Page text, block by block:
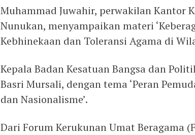
Muhammad Juwahir, perwakilan Kantor
Nunukan, menyampaikan materi
Kebhinekaan dan Toleransi Agama di
Kepala Badan Kesatuan Bangsa dan
Basri Mursali, dengan tema ‘Peran
dan Nasionalisme’.
Dari Forum Kerukunan Umat Beragama